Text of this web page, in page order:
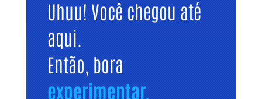
Uhuu! Você chegou até
aqui.
Então, bora
experimentar.